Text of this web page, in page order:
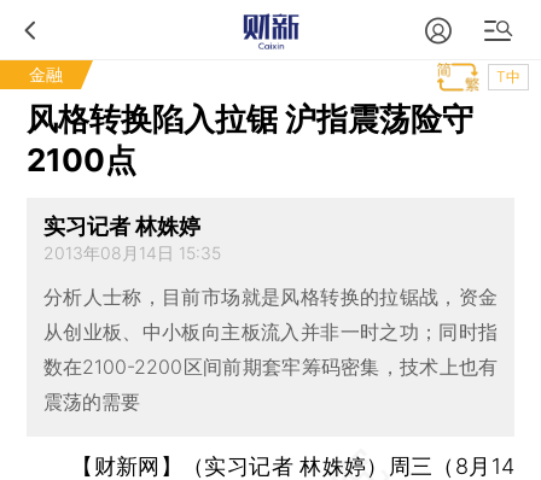
金融 T中
风格转换陷入拉锯 沪指震荡险守
2100点
实习记者 林姝婷
2013年08月14日 15:35
分析人士称，目前市场就是风格转换的拉锯战，资金
从创业板、中小板向主板流入并非一时之功；同时指
数在2100-2200区间前期套牢筹码密集，技术上也有
震荡的需要
【财新网】（实习记者 林姝婷）
周三（8月14